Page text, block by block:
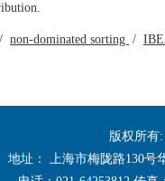
/ non-dominated sorting /
版权所有
地址： 上海市梅陇路130号